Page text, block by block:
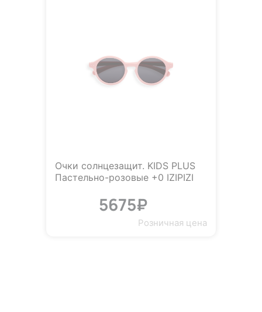
Очки солнцезащит. KIDS PLUS
Пастельно-розовые +0 IZIPIZI
5675₽
Розничная цена